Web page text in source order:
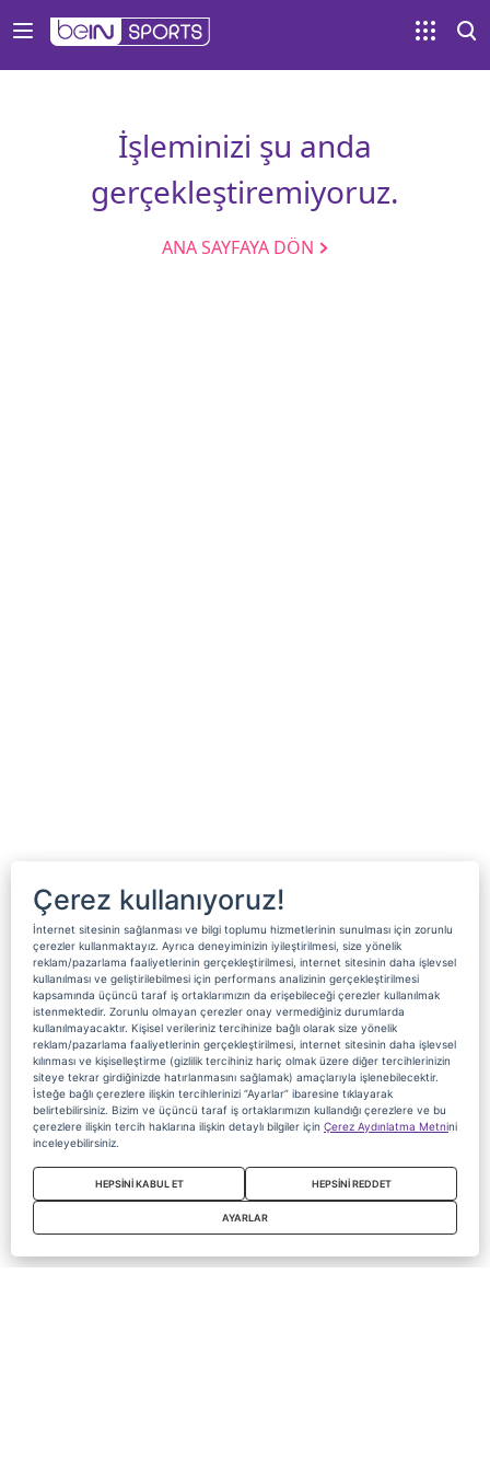
İşleminizi şu anda
gerçekleştiremiyoruz.
ANA SAYFAYA DÖN
Çerez kullanıyoruz!
İnternet sitesinin sağlanması ve bilgi toplumu hizmetlerinin sunulması için zorunlu
çerezler kullanmaktayız. Ayrıca deneyiminizin iyileştirilmesi, size yönelik
reklam/pazarlama faaliyetlerinin gerçekleştirilmesi, internet sitesinin daha işlevsel
kullanılması ve geliştirilebilmesi için performans analizinin gerçekleştirilmesi
kapsamında üçüncü taraf iş ortaklarımızın da erişebileceği çerezler kullanılmak
istenmektedir. Zorunlu olmayan çerezler onay vermediğiniz durumlarda
kullanılmayacaktır. Kişisel verileriniz tercihinize bağlı olarak size yönelik
reklam/pazarlama faaliyetlerinin gerçekleştirilmesi, internet sitesinin daha işlevsel
kılınması ve kişiselleştirme (gizlilik tercihiniz hariç olmak üzere diğer tercihlerinizin
siteye tekrar girdiğinizde hatırlanmasını sağlamak) amaçlarıyla işlenebilecektir.
İsteğe bağlı çerezlere ilişkin tercihlerinizi “Ayarlar” ibaresine tıklayarak
belirtebilirsiniz. Bizim ve üçüncü taraf iş ortaklarımızın kullandığı çerezlere ve bu
çerezlere ilişkin tercih haklarına ilişkin detaylı bilgiler için Çerez Aydınlatma Metnini
inceleyebilirsiniz.
HEPSİNİ KABUL ET HEPSİNİ REDDET
AYARLAR